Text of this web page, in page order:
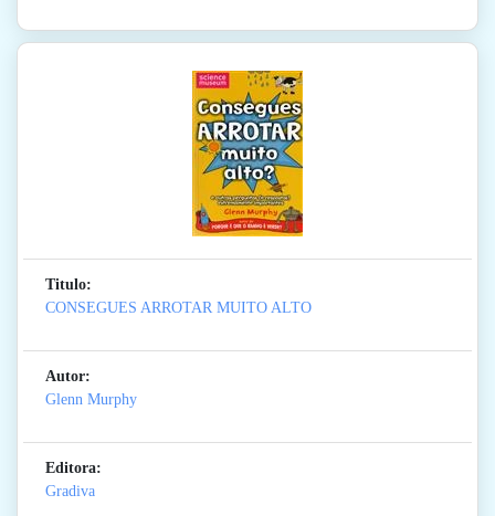
Titulo:
CONSEGUES ARROTAR MUITO ALTO
Autor:
Glenn Murphy
Editora:
Gradiva